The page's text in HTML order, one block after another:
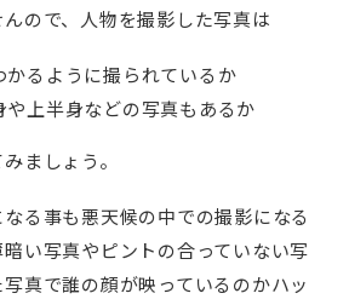
ので、人物を撮影した写真は
かるように撮られているか
や上半身などの写真もあるか
ましょう。
る事も悪天候の中での撮影になる
い写真やピントの合っていない写
真で誰の顔が映っているのかハッ